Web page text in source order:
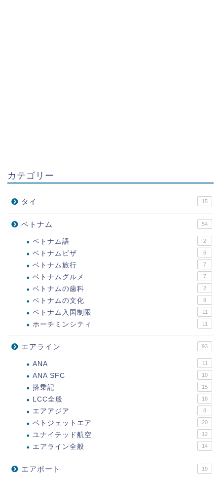
カテゴリー
タイ 15
ベトナム 54
ベトナム語 2
ベトナムビザ 6
ベトナム旅行 7
ベトナムグルメ 7
ベトナムの歯科 2
ベトナムの文化 8
ベトナム入国制限 11
ホーチミンシティ 11
エアライン 93
ANA 11
ANA SFC 10
搭乗記 15
LCC全般 18
エアアジア 8
ベトジェットエア 20
ユナイテッド航空 12
エアライン全般 14
エアポート 19